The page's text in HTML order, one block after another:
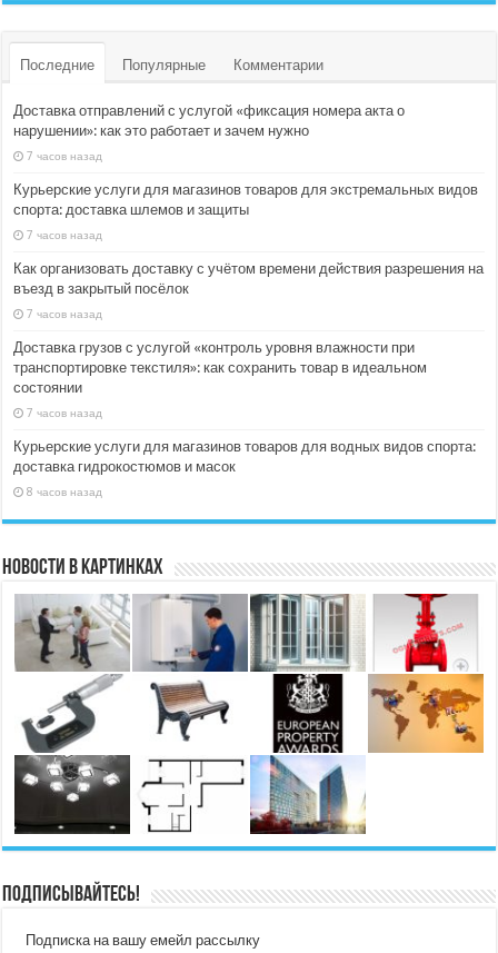
Последние Популярные Комментарии
Доставка отправлений с услугой «фиксация номера акта о
нарушении»: как это работает и зачем нужно
7 часов назад
Курьерские услуги для магазинов товаров для экстремальных видов
спорта: доставка шлемов и защиты
7 часов назад
Как организовать доставку с учётом времени действия разрешения на
въезд в закрытый посёлок
7 часов назад
Доставка грузов с услугой «контроль уровня влажности при
транспортировке текстиля»: как сохранить товар в идеальном
состоянии
7 часов назад
Курьерские услуги для магазинов товаров для водных видов спорта:
доставка гидрокостюмов и масок
8 часов назад
Новости в картинках
Подписывайтесь!
Подписка на вашу емейл рассылку